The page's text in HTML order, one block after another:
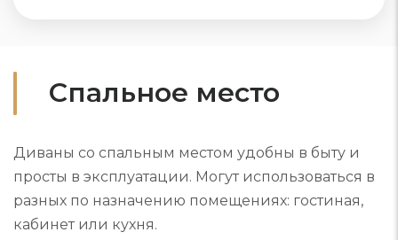
Спальное место
Диваны со спальным местом удобны в быту и
просты в эксплуатации. Могут использоваться в
разных по назначению помещениях: гостиная,
кабинет или кухня.